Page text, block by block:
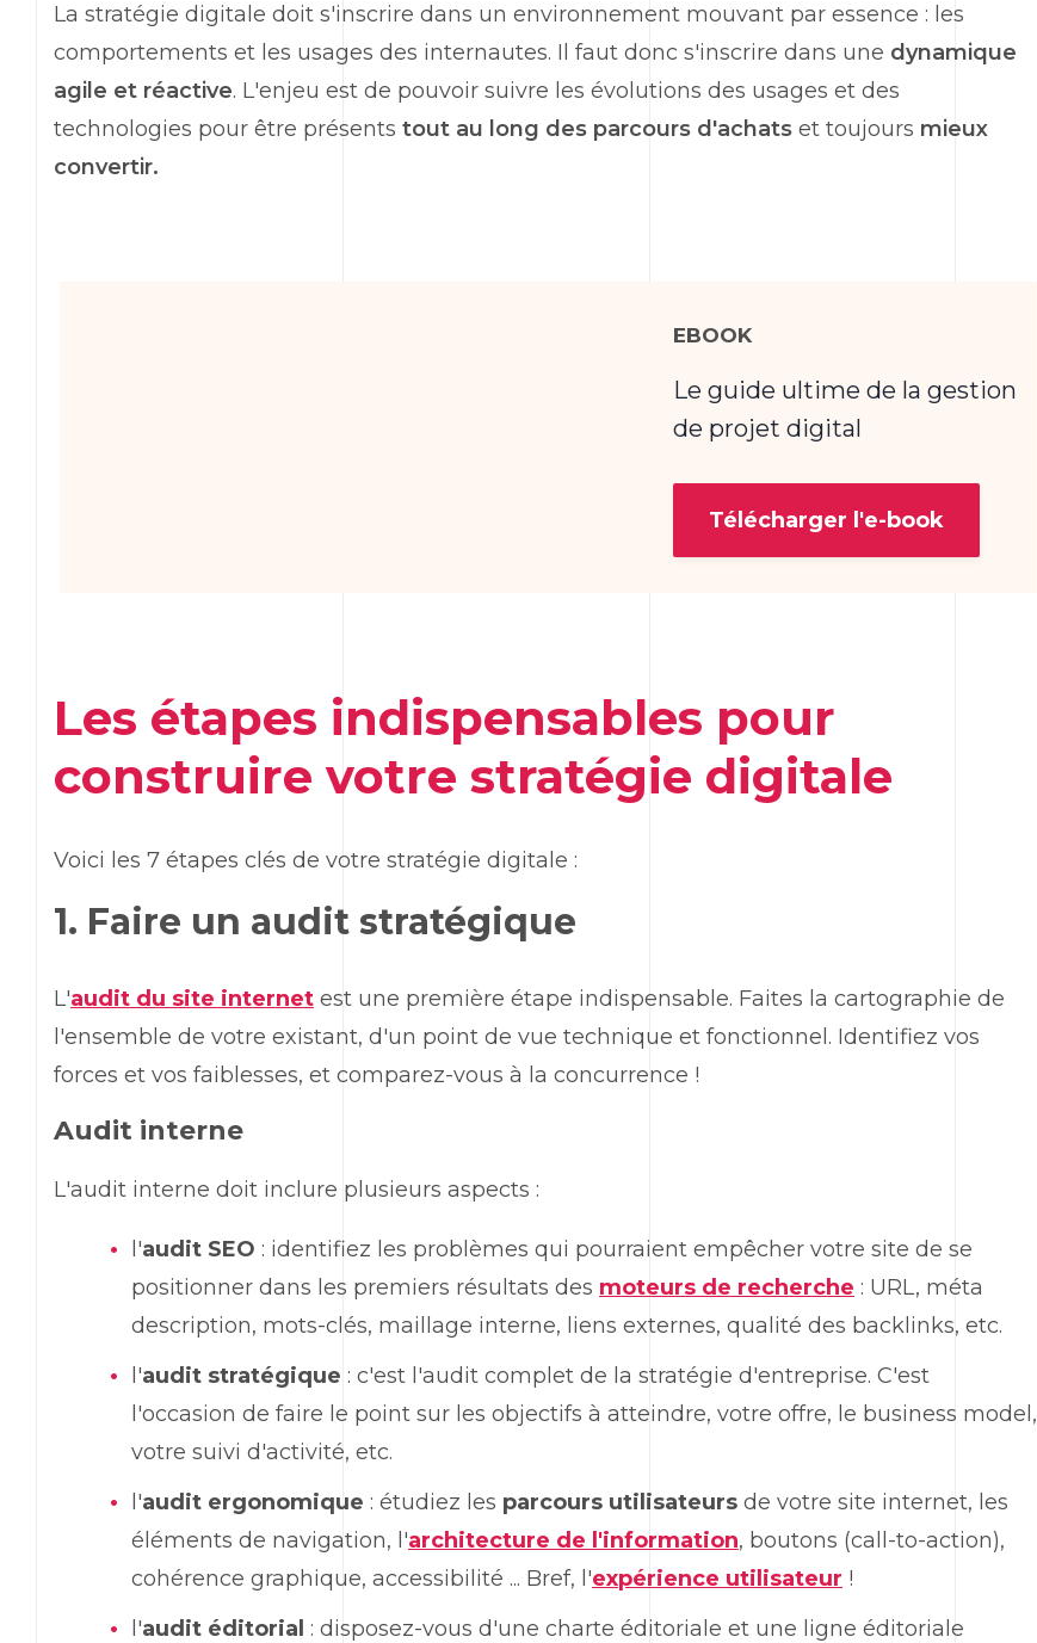
La stratégie digitale doit s'inscrire dans un environnement mouvant par essence : les
comportements et les usages des internautes. Il faut donc s'inscrire dans une dynamique
agile et réactive. L'enjeu est de pouvoir suivre les évolutions des usages et des
technologies pour être présents tout au long des parcours d'achats et toujours mieux
convertir.
EBOOK
Le guide ultime de la gestion
de projet digital
Télécharger l'e-book
Les étapes indispensables pour
construire votre stratégie digitale
Voici les 7 étapes clés de votre stratégie digitale :
1. Faire un audit stratégique
L'audit du site internet est une première étape indispensable. Faites la cartographie de
l'ensemble de votre existant, d'un point de vue technique et fonctionnel. Identifiez vos
forces et vos faiblesses, et comparez-vous à la concurrence !
Audit interne
L'audit interne doit inclure plusieurs aspects :
l'audit SEO : identifiez les problèmes qui pourraient empêcher votre site de se
positionner dans les premiers résultats des moteurs de recherche : URL, méta
description, mots-clés, maillage interne, liens externes, qualité des backlinks, etc.
l'audit stratégique : c'est l'audit complet de la stratégie d'entreprise. C'est
l'occasion de faire le point sur les objectifs à atteindre, votre offre, le business model,
votre suivi d'activité, etc.
l'audit ergonomique : étudiez les parcours utilisateurs de votre site internet, les
éléments de navigation, l'architecture de l'information, boutons (call-to-action),
cohérence graphique, accessibilité ... Bref, l'expérience utilisateur !
l'audit éditorial : disposez-vous d'une charte éditoriale et une ligne éditoriale